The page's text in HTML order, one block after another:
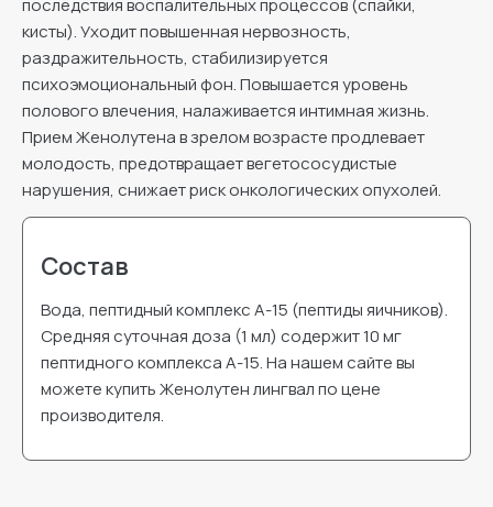
кисты). Уходит повышенная нервозность,
раздражительность, стабилизируется
психоэмоциональный фон. Повышается уровень
полового влечения, налаживается интимная жизнь.
Прием Женолутена в зрелом возрасте продлевает
молодость, предотвращает вегетососудистые
нарушения, снижает риск онкологических опухолей.
Состав
Вода, пептидный комплекс А-15 (пептиды яичников).
Средняя суточная доза (1 мл) содержит 10 мг
пептидного комплекса А-15. На нашем сайте вы
можете купить Женолутен лингвал по цене
производителя.